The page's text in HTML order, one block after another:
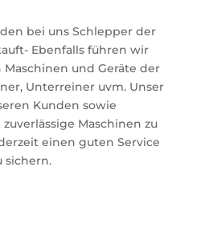
bei uns Schlepper der
Ebenfalls führen wir
und Geräte der
Unterreiner uvm. Unser
Kunden sowie
Maschinen zu
einen guten Service
sichern.